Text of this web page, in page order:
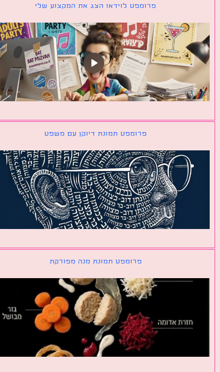
פרומפט לוידאו הצג את המקצוע שלי
פרומפט תמונת דיוקן עם משפט
פרומפט תמונת מנה מפורקת